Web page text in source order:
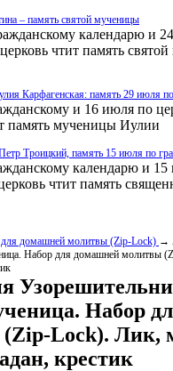
– память святой мученицы
календарю и
чтит память
Карфагенская: память 29 июля
и 16 июля по
память мученицы Иулии
Троицкий, память 15 июля по
календарю и
чтит память
домашней молитвы (Zip-Lock) →
Набор для домашней молитвы
Набор
Lock). Лик,
крестик